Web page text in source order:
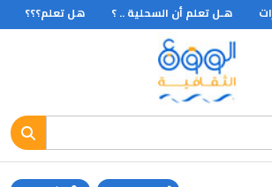
هـل تعلم أن السحلية .. ؟ هل تعلم؟؟؟